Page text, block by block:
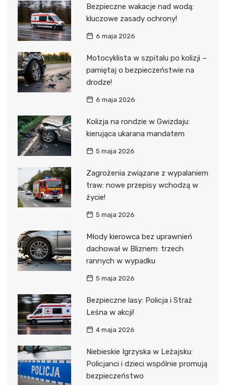
Bezpieczne wakacje nad wodą:
kluczowe zasady ochrony!
6 maja 2026
Motocyklista w szpitalu po kolizji –
pamiętaj o bezpieczeństwie na
drodze!
6 maja 2026
Kolizja na rondzie w Gwizdaju:
kierująca ukarana mandatem
5 maja 2026
Zagrożenia związane z wypalaniem
traw: nowe przepisy wchodzą w
życie!
5 maja 2026
Młody kierowca bez uprawnień
dachował w Bliznem: trzech
rannych w wypadku
5 maja 2026
Bezpieczne lasy: Policja i Straż
Leśna w akcji!
4 maja 2026
Niebieskie Igrzyska w Leżajsku:
Policjanci i dzieci wspólnie promują
bezpieczeństwo